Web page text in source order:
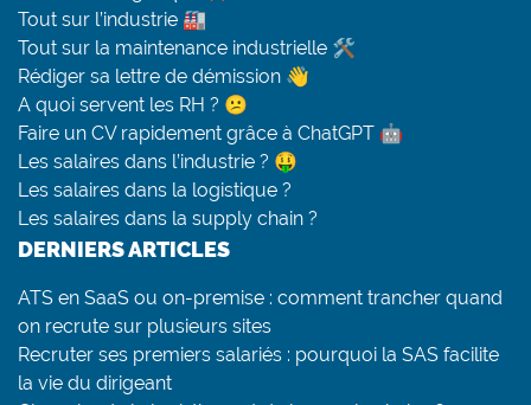
Tout sur l’industrie 🏭
Tout sur la maintenance industrielle 🛠
Rédiger sa lettre de démission 👋
A quoi servent les RH ? 😕
Faire un CV rapidement grâce à ChatGPT 🤖
Les salaires dans l’industrie ? 🤑
Les salaires dans la logistique ?
Les salaires dans la supply chain ?
DERNIERS ARTICLES
ATS en SaaS ou on-premise : comment trancher quand
on recrute sur plusieurs sites
Recruter ses premiers salariés : pourquoi la SAS facilite
la vie du dirigeant